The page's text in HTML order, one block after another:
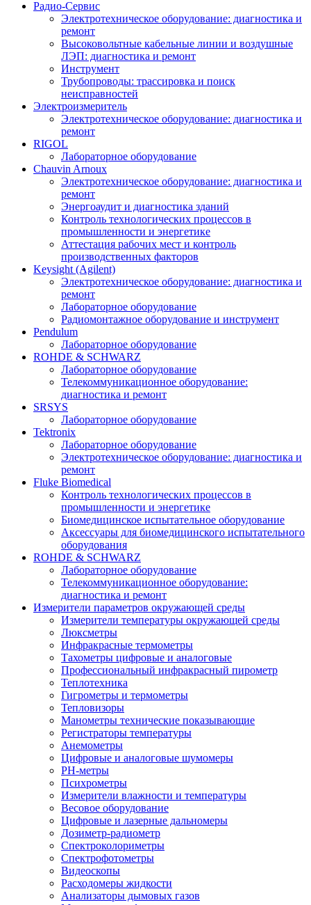
Радио-Cервис
Электротехническое оборудование: диагностика и
ремонт
Высоковольтные кабельные линии и воздушные
ЛЭП: диагностика и ремонт
Инструмент
Трубопроводы: трассировка и поиск
неисправностей
Электроизмеритель
Электротехническое оборудование: диагностика и
ремонт
RIGOL
Лабораторное оборудование
Chauvin Arnoux
Электротехническое оборудование: диагностика и
ремонт
Энергоаудит и диагностика зданий
Контроль технологических процессов в
промышленности и энергетике
Аттестация рабочих мест и контроль
производственных факторов
Keysight (Agilent)
Электротехническое оборудование: диагностика и
ремонт
Лабораторное оборудование
Радиомонтажное оборудование и инструмент
Pendulum
Лабораторное оборудование
ROHDE & SCHWARZ
Лабораторное оборудование
Телекоммуникационное оборудование:
диагностика и ремонт
SRSYS
Лабораторное оборудование
Tektronix
Лабораторное оборудование
Электротехническое оборудование: диагностика и
ремонт
Fluke Biomedical
Контроль технологических процессов в
промышленности и энергетике
Биомедицинское испытательное оборудование
Аксессуары для биомедицинского испытательного
оборудования
ROHDE & SCHWARZ
Лабораторное оборудование
Телекоммуникационное оборудование:
диагностика и ремонт
Измерители параметров окружающей среды
Измерители температуры окружающей среды
Люксметры
Инфракрасные термометры
Тахометры цифровые и аналоговые
Профессиональный инфракрасный пирометр
Теплотехника
Гигрометры и термометры
Тепловизоры
Манометры технические показывающие
Регистраторы температуры
Анемометры
Цифровые и аналоговые шумомеры
PH-метры
Психрометры
Измерители влажности и температуры
Весовое оборудование
Цифровые и лазерные дальномеры
Дозиметр-радиометр
Спектроколориметры
Спектрофотометры
Видеоскопы
Расходомеры жидкости
Анализаторы дымовых газов